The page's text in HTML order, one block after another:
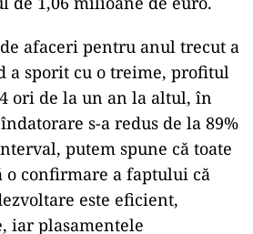
în creștere cu o treime
indicatorul EBITDA,
operațional și cheltuielile
la 2,90 milioane de euro,